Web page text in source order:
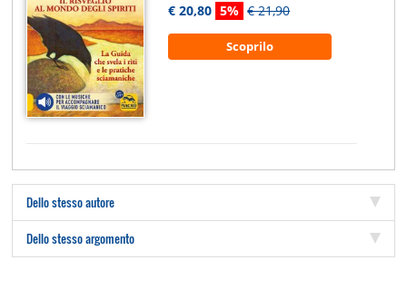
€ 20,80 5% € 21,90
Scoprilo
Dello stesso autore
Dello stesso argomento